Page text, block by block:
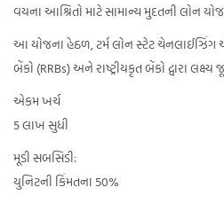
વયના આશ્રિતો માટે સામાન્ય મુદતની લોન
આ યોજના હેઠળ, ટર્મ લોન સ્ટેટ ચેનલાઈઝિંગ
બેંકો (RRBs) અને રાષ્ટ્રીયકૃત બેંકો દ્વારા
એકમ ખર્ચ
5 લાખ સુધી
મૂડી સબસિડી:
યુનિટની કિંમતના 50%